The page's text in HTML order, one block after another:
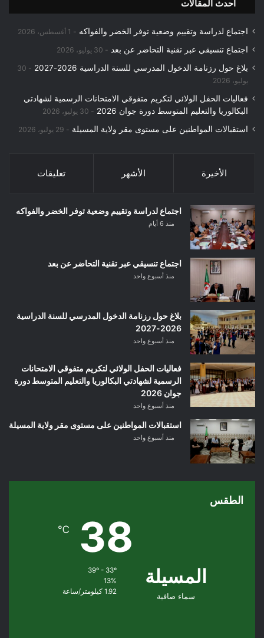
احدث المقالات
اجتماع لدراسة وتقييم وضعية توفر الخضر والفواكه 1 أغسطس، 2026
اجتماع تنسيقي عبر تقنية التحاضر عن بعد 30 يوليو، 2026
بلاغ حول رزنامة الدخول المدرسي للسنة الدراسية 2026-2027
30
يوليو، 2026
فعاليات الحفل الولائي لتكريم متفوقي الامتحانات الرسمية لشهادتي
البكالوريا والتعليم المتوسط دورة جوان 2026
30 يوليو، 2026
استقبالات المواطنين على مستوى مقر ولاية المسيلة 29 يوليو، 2026
الأخيرة الأشهر تعليقات
اجتماع لدراسة وتقييم وضعية توفر الخضر والفواكه
منذ 6 أيام
اجتماع تنسيقي عبر تقنية التحاضر عن بعد
منذ أسبوع واحد
بلاغ حول رزنامة الدخول المدرسي للسنة الدراسية
2026-2027
منذ أسبوع واحد
فعاليات الحفل الولائي لتكريم متفوقي الامتحانات
الرسمية لشهادتي البكالوريا والتعليم المتوسط دورة
جوان 2026
منذ أسبوع واحد
استقبالات المواطنين على مستوى مقر ولاية المسيلة
منذ أسبوع واحد
الطقس
المسيلة
سماء صافية
38
℃
39º - 33º
13%
1.92 كيلومتر/ساعة